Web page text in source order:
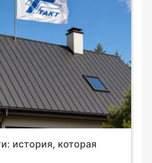
история, которая